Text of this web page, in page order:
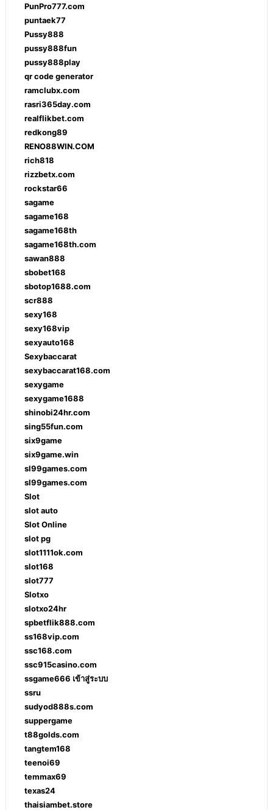
PunPro777.com
puntaek77
Pussy888
pussy888fun
pussy888play
qr code generator
ramclubx.com
rasri365day.com
realflikbet.com
redkong89
RENO88WIN.COM
rich818
rizzbetx.com
rockstar66
sagame
sagame168
sagame168th
sagame168th.com
sawan888
sbobet168
sbotop1688.com
scr888
sexy168
sexy168vip
sexyauto168
Sexybaccarat
sexybaccarat168.com
sexygame
sexygame1688
shinobi24hr.com
sing55fun.com
six9game
six9game.win
sl99games.com
sl99games.com
Slot
slot auto
Slot Online
slot pg
slot1111ok.com
slot168
slot777
Slotxo
slotxo24hr
spbetflik888.com
ss168vip.com
ssc168.com
ssc915casino.com
ssgame666 เข้าสู่ระบบ
ssru
sudyod888s.com
suppergame
t88golds.com
tangtem168
teenoi69
temmax69
texas24
thaisiambet.store